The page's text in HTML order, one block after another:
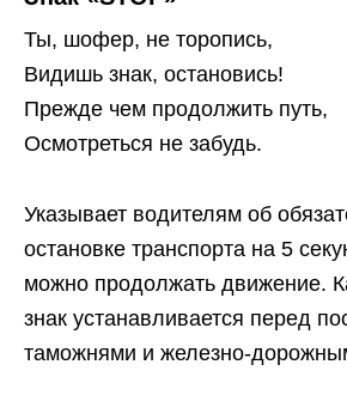
Ты, шофер, не торопись,
Видишь знак, остановись!
Прежде чем продолжить путь,
Осмотреться не забудь.
Указывает водителям об
остановке транспорта на 5
можно продолжать движение.
знак устанавливается перед
таможнями и железно-